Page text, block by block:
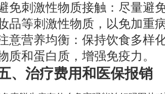
免刺激性物质接触：尽量避
品等刺激性物质，以免加重病
意营养均衡：保持饮食多样
质和蛋白质，增强免疫力。
、治疗费用和医保报销